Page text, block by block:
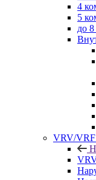
4
5
до
VRV/